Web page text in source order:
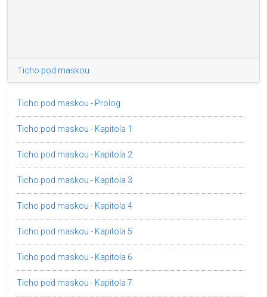
Ticho pod maskou
Ticho pod maskou - Prolog
Ticho pod maskou - Kapitola 1
Ticho pod maskou - Kapitola 2
Ticho pod maskou - Kapitola 3
Ticho pod maskou - Kapitola 4
Ticho pod maskou - Kapitola 5
Ticho pod maskou - Kapitola 6
Ticho pod maskou - Kapitola 7